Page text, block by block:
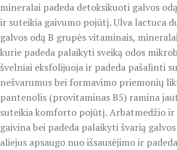
mineralai padeda detoksikuoti galvos
ir suteikia gaivumo pojūtį. Ulva lactuca
galvos odą B grupės vitaminais,
kurie padeda palaikyti sveiką odos
švelniai eksfolijuoja ir padeda pašalinti
nešvarumus bei formavimo priemonių
pantenolis (provitaminas B5) ramina
suteikia komforto pojūtį. Arbatmedžio
gaivina bei padeda palaikyti švarią
aliejus apsaugo nuo išsausėjimo ir